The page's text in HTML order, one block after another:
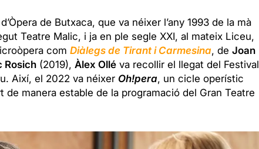
de Butxaca, que va néixer l’any 1993 de la mà
Teatre Malic, i ja en ple segle XXI, al mateix Liceu,
com Diàlegs de Tirant i Carmesina, de Joan
Rosich(2019), Àlex Olléva recollir el llegat del Festival
Així, el 2022 va néixer Oh!pera, un cicle operístic
de manera estable de la programació del Gran Teatre